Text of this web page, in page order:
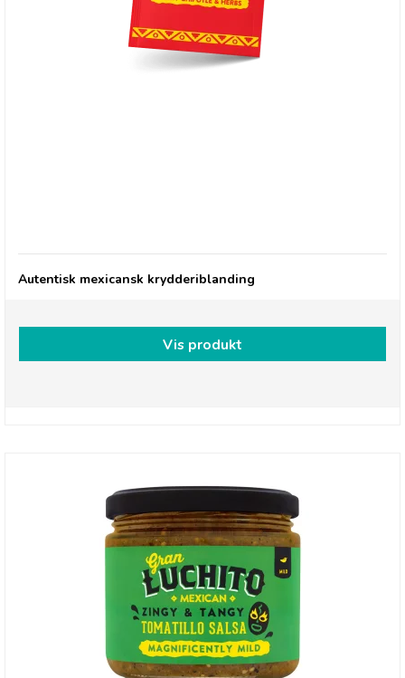
Autentisk mexicansk krydderiblanding
Vis produkt